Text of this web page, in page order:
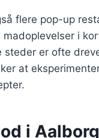
flere pop-up
i
steder er ofte
at
i